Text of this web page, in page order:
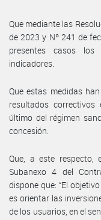
Que mediante las
de 2023 y Nº 241 de
presentes casos
indicadores.
Que estas medidas
resultados
último del régimen
concesión.
Que, a este respecto,
Subanexo 4 del
dispone que: “El
es orientar las
de los usuarios, en el